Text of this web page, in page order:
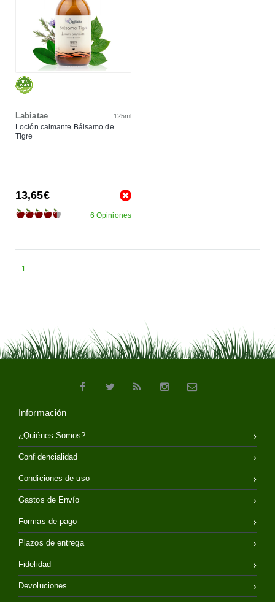
Labiatae 125ml
Loción calmante Bálsamo de
Tigre
13,65€
6 Opiniones
1
Información
¿Quiénes Somos?
Confidencialidad
Condiciones de uso
Gastos de Envío
Formas de pago
Plazos de entrega
Fidelidad
Devoluciones